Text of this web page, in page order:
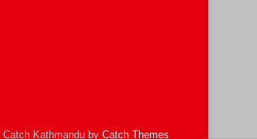
Catch Kathmandu by Catch Themes